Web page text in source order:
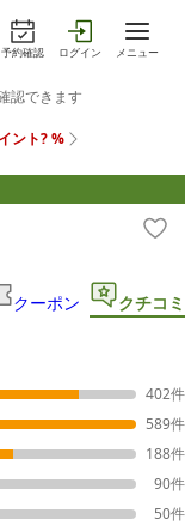
予約確認 ログイン メニュー
クーポン クチコミ
402件
589件
188件
90件
50件